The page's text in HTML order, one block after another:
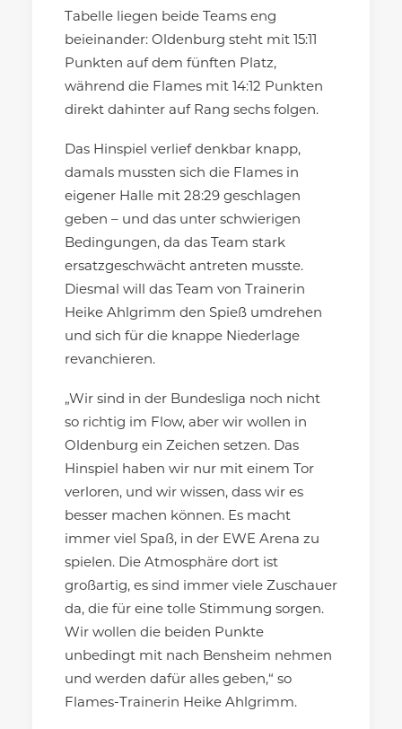
Tabelle liegen beide Teams eng
beieinander: Oldenburg steht mit 15:11
Punkten auf dem fünften Platz,
während die Flames mit 14:12 Punkten
direkt dahinter auf Rang sechs folgen.
Das Hinspiel verlief denkbar knapp,
damals mussten sich die Flames in
eigener Halle mit 28:29 geschlagen
geben – und das unter schwierigen
Bedingungen, da das Team stark
ersatzgeschwächt antreten musste.
Diesmal will das Team von Trainerin
Heike Ahlgrimm den Spieß umdrehen
und sich für die knappe Niederlage
revanchieren.
„Wir sind in der Bundesliga noch nicht
so richtig im Flow, aber wir wollen in
Oldenburg ein Zeichen setzen. Das
Hinspiel haben wir nur mit einem Tor
verloren, und wir wissen, dass wir es
besser machen können. Es macht
immer viel Spaß, in der EWE Arena zu
spielen. Die Atmosphäre dort ist
großartig, es sind immer viele Zuschauer
da, die für eine tolle Stimmung sorgen.
Wir wollen die beiden Punkte
unbedingt mit nach Bensheim nehmen
und werden dafür alles geben,“ so
Flames-Trainerin Heike Ahlgrimm.